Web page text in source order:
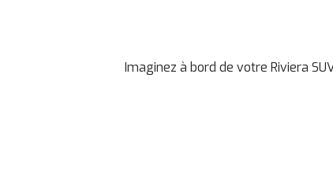
Imaginez à bord de votre Riviera